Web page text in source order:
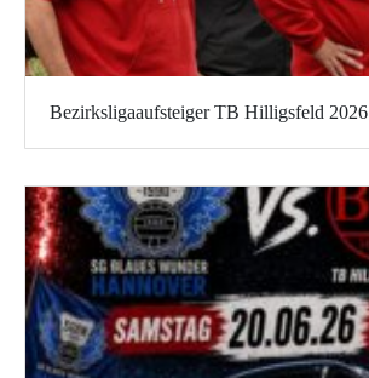
Bezirksligaaufsteiger TB Hilligsfeld 2026